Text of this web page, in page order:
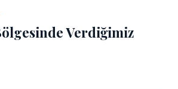
Verdiğimiz